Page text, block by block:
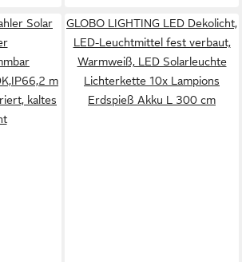
Solar
m
kaltes
GLOBO LIGHTING LED Dekolicht,
LED-Leuchtmittel fest verbaut,
Warmweiß, LED Solarleuchte
Lichterkette 10x Lampions
Erdspieß Akku L 300 cm